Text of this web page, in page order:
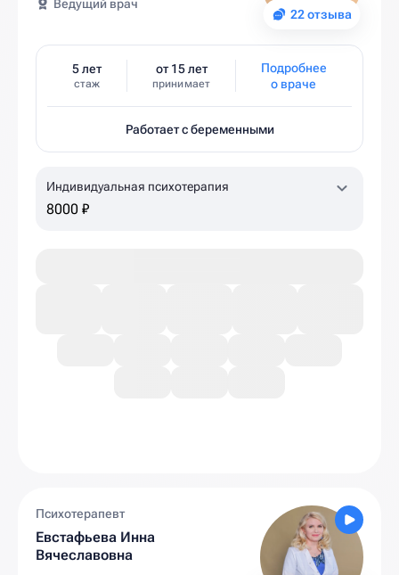
22 отзыва
Ведущий врач
5 лет
стаж
от 15 лет
принимает
Подробнее
о враче
Работает с беременными
Индивидуальная психотерапия
8000 ₽
Психотерапевт
Евстафьева Инна
Вячеславовна